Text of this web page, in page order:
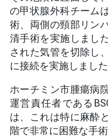
の甲状腺外科チーム
術、両側の頸部リン
清手術を実施しまし
された気管を切除し
に接続を実施しました
ホーチミン市腫瘍病
運営責任者である
は、これは特に麻酔
階で非常に困難な手